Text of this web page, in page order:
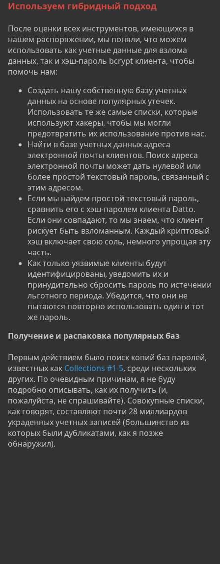
Используем гибридный подход
После оценки всех инструментов, имеющихся в
нашем распоряжении, мы поняли, что можем
использовать как учетные данные для взлома
данных, так и хэш-пароль bcrypt клиента, чтобы
помочь нам:
Создать нашу собственную базу учетных
данных на основе популярных утечек.
Использовать те же самые списки, которые
используют хакеры, чтобы мы могли
предотвратить их использование против нас.
Найти в базе учетных данных адреса
электронной почты клиентов. Поиск адреса
электронной почты может дать нулевой или
более простой текстовый пароль, связанный с
этим адресом.
Если мы найдем простой текстовый пароль,
сравнить его с хэш-паролем клиента Datto.
Если они совпадают, то мы знаем, что клиент
рискует быть взломанным. Каждый криптовый
хэш включает свою соль, немного упрощая эту
часть.
Как только уязвимые клиенты будут
идентифицированы, уведомить их и
принудительно сбросить пароль по истечении
льготного периода. Убедится, что они не
пытаются повторно использовать один и тот
же пароль.
Получение и распаковка популярных баз
Первым действием было поиск копий баз паролей,
известных как Collections #1-5, среди нескольких
других. По очевидным причинам, я не буду
подробно описывать, как их получить (и,
пожалуйста, не спрашивайте). Совокупные списки,
как говорят, составляют почти 28 миллиардов
украденных учетных записей (большинство из
которых были дубликатами, как я позже
обнаружил).